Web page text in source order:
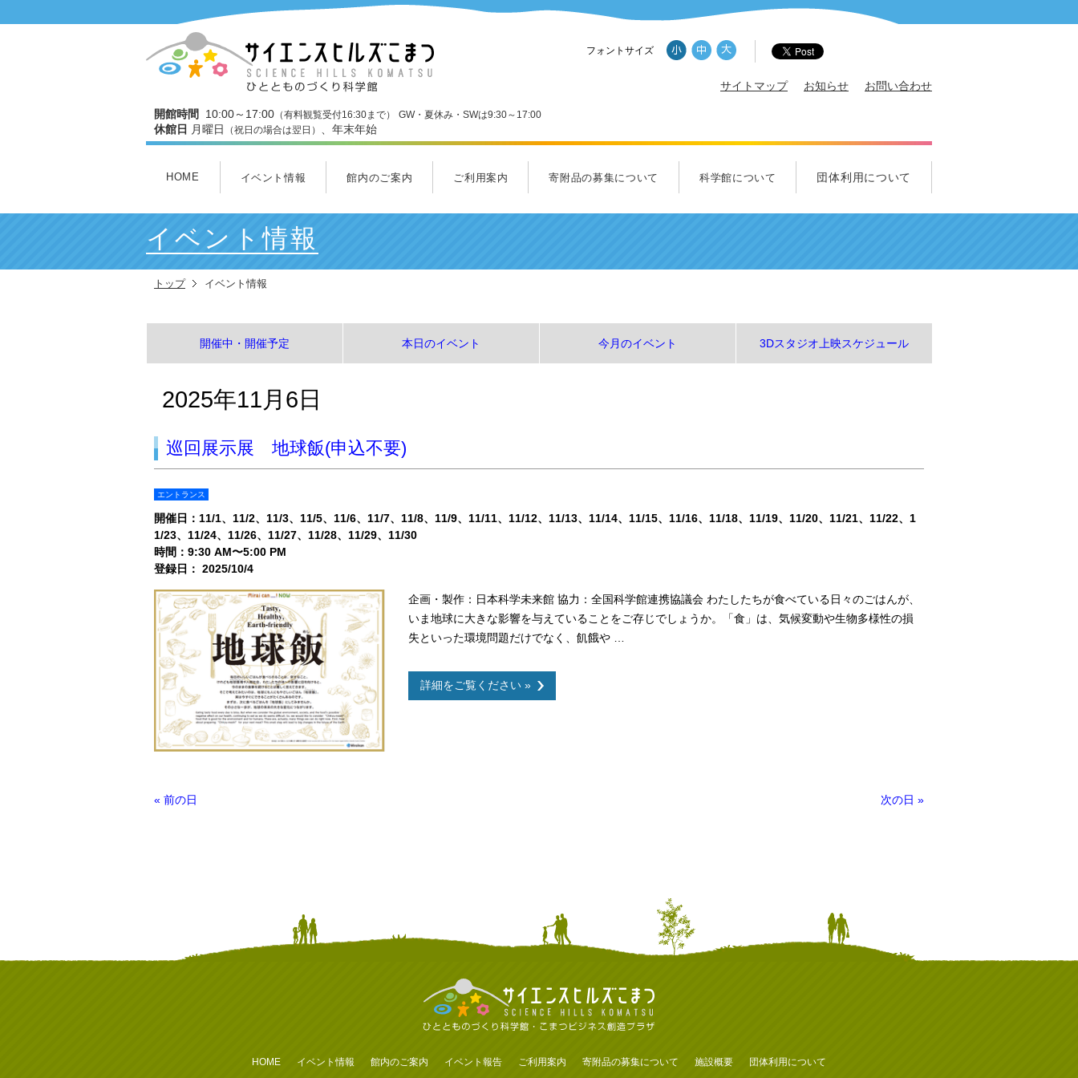
フォントサイズ
サイトマップ お知らせ お問い合わせ
開館時間 10:00～17:00 （有料観覧受付16:30まで） GW・夏休み・SWは9:30～17:00
休館日 月曜日 （祝日の場合は翌日） 、年末年始
HOME イベント情報 館内のご案内 ご利用案内 寄附品の募集について 科学館について 団体利用について
イベント情報
トップ イベント情報
開催中・開催予定 本日のイベント 今月のイベント 3Dスタジオ上映スケジュール
2025年11月6日
巡回展示展 地球飯(申込不要)
エントランス
開催日： 11/1 11/2 11/3 11/5 11/6 11/7 11/8 11/9 11/11 11/12 11/13 11/14 11/15 11/16 11/18 11/19 11/20 11/21 11/22
1
1/23
11/24 11/26 11/27 11/28 11/29
11/30
時間：9:30 AM〜5:00 PM
登録日： 2025/10/4
企画・製作：日本科学未来館 協力：全国科学館連携協議会 わたしたちが食べている日々のごはんが、
いま地球に大きな影響を与えていることをご存じでしょうか。「食」は、気候変動や生物多様性の損
失といった環境問題だけでなく、飢餓や …
詳細をご覧ください »
デ
イ
« 前の日 次の日 »
HOME イベント情報 館内のご案内 イベント報告 ご利用案内 寄附品の募集について 施設概要 団体利用について